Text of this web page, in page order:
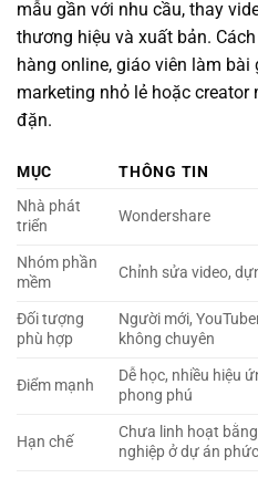
mẫu gần với nhu cầu, thay
thương hiệu và xuất bản.
hàng online, giáo viên làm bài
marketing nhỏ lẻ hoặc
đặn.
MỤC
THÔNG TIN
Nhà phát
triển
Wondershare
Nhóm phần
mềm
Chỉnh sửa video,
Đối tượng
phù hợp
Người mới,
không chuyên
Điểm mạnh
Dễ học, nhiều hiệu
phong phú
Hạn chế
Chưa linh hoạt
nghiệp ở dự án